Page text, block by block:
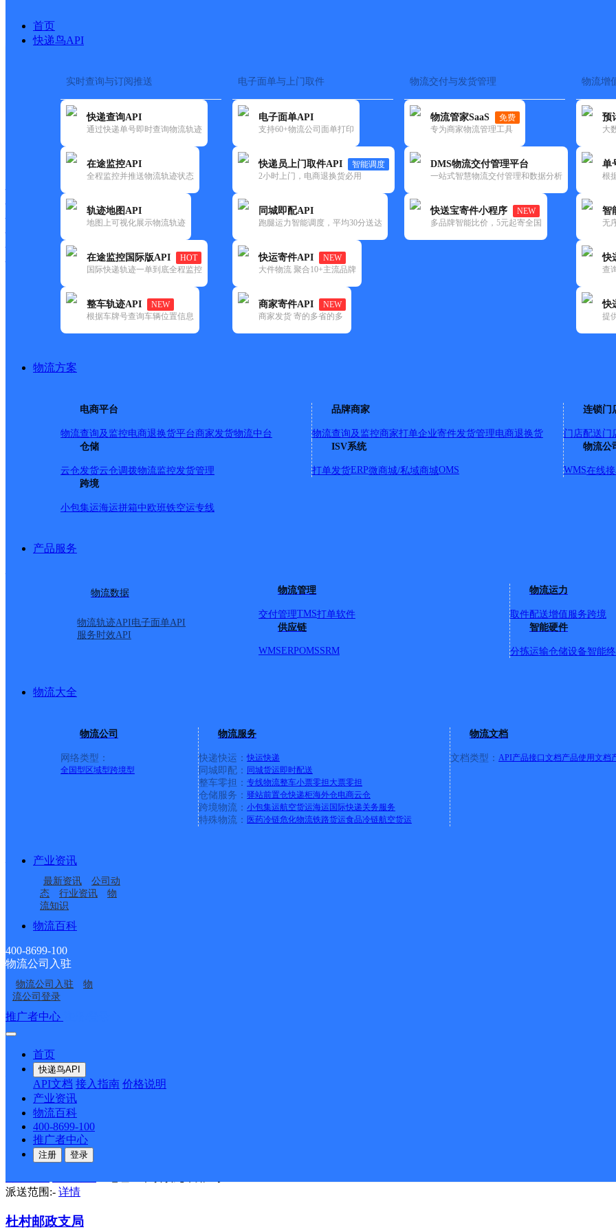
首页
快递鸟API
实时查询与订阅推送
快递查询API
通过快递单号即时查询物流轨迹
在途监控API
全程监控并推送物流轨迹状态
轨迹地图API
地图上可视化展示物流轨迹
在途监控国际版API
HOT
国际快递轨迹一单到底全程监控
整车轨迹API
NEW
根据车牌号查询车辆位置信息
电子面单与上门取件
电子面单API
支持60+物流公司面单打印
快递员上门取件API
智能调度
2小时上门，电商退换货必用
同城即配API
跑腿运力智能调度，平均30分送达
快运寄件API
NEW
大件物流 聚合10+主流品牌
商家寄件API
NEW
商家发货 寄的多省的多
物流交付与发货管理
物流管家SaaS
免费
专为商家物流管理工具
DMS物流交付管理平台
一站式智慧物流交付管理和数据分析
快送宝寄件小程序
NEW
多品牌智能比价，5元起寄全国
物流增
预
大
单
根
智
无
快
查
快
提
物流方案
电商平台
物流查询及监控电商退换货平台商家发货物流中台
品牌商家
物流查询及监控商家打单企业寄件发货管理电商退换货
连锁门
门店配送门
仓储
云仓发货云仓调拨物流监控发货管理
ISV系统
打单发货ERP微商城/私域商城OMS
物流公
WMS在线
跨境
小包集运海运拼箱中欧班铁空运专线
产品服务
物流数据
物流轨迹API电子面单API
服务时效API
物流管理
交付管理TMS打单软件
物流运力
取件配送增值服务跨境
供应链
WMSERPOMSSRM
智能硬件
分拣运输仓储设备智能
物流大全
物流公司
网络类型：
全国型 区域型跨境型
物流服务
快递快运： 快运快递
同城即配： 同城货运即时配送
整车零担： 专线物流整车小票零担大票零担
仓储服务： 驿站前置仓快递柜海外仓电商云仓
跨境物流： 小包集运航空货运海运 国际快递关务服务
特殊物流： 医药冷链危化物流铁路货运食品冷链航空货运
物流文档
文档类型： API产品接口文档产品使用文档
产业资讯
最新资讯
公司动
态
行业资讯
物
流知识
物流百科
400-8699-100
物流公司入驻
物流公司入驻
物
流公司登录
推广者中心
首页
快递鸟API
API文档 接入指南 价格说明
产业资讯
物流百科
400-8699-100
推广者中心
注册 登录
快递大全 > 快递网点
快递大全 快运大全
NEW
城市：池州市 ✕ 地区：青阳县 ✕ 清空已选
地区:
不限 (1)
池州青阳网点
更多号码地址：池州市青阳县东河路10号
更多号码地址：安徽省池州市青阳县九华东路信阳花园1栋5、6号门面（义龙康复医院向西50米）
更多号码地址：安徽省青阳县蓉城镇临城南路157号
派送范围:青阳县城(蓉城镇县城）（其他村组外环不派送）
地址：池州市青阳县朱备镇街道
详情
地址：庙前镇望华路
杨田邮政支局
邮政国内 更多号码地址：青阳县杨田镇街道
派送范围:-详情
五溪邮政所
邮政国内 更多号码
蓉城邮政支局
邮政国内
派送范围:-
竹阳邮政支局
邮政国内 更多号码
派送范围:-详情
木镇邮政支局
派送范围:- 详情
杜村邮政支局